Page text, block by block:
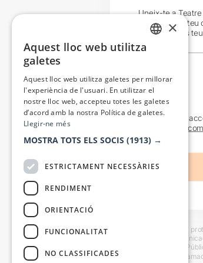
Uneix-te a
exclusives al
en funció dels
Actualitat
He llegit i
Informació bàsica sobre
usuaris i trametre
Destinataris: Escenes i
També es pot instar
×
Aquest lloc web utilitza
galetes
Aquest lloc web utilitza galetes per millorar
l'experiència de l'usuari. En utilitzar el
nostre lloc web, accepteu totes les galetes
d’acord amb la nostra Política de galetes.
Llegir-ne més
MOSTRA TOTS ELS SOCIS (1913) →
ESTRICTAMENT NECESSÀRIES
RENDIMENT
ORIENTACIÓ
FUNCIONALITAT
NO CLASSIFICADES